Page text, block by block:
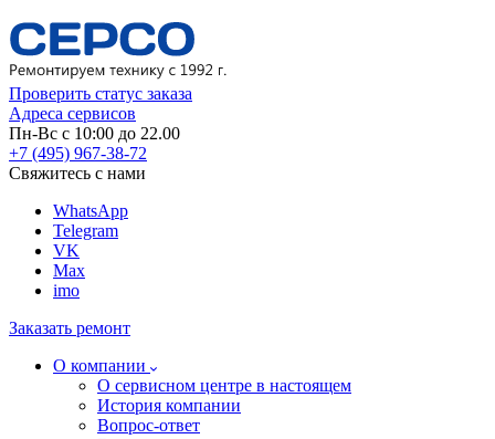
Проверить статус заказа
Адреса сервисов
Пн-Вс с 10:00 до 22.00
+7 (495) 967-38-72
Свяжитесь с нами
WhatsApp
Telegram
VK
Max
imo
Заказать ремонт
О компании
О сервисном центре в настоящем
История компании
Вопрос-ответ